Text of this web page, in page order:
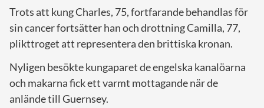
Trots att kung Charles, 75, fortfarande behandlas för
sin cancer fortsätter han och drottning Camilla, 77,
plikttroget att representera den brittiska kronan.
Nyligen besökte kungaparet de engelska kanalöarna
och makarna fick ett varmt mottagande när de
anlände till Guernsey.